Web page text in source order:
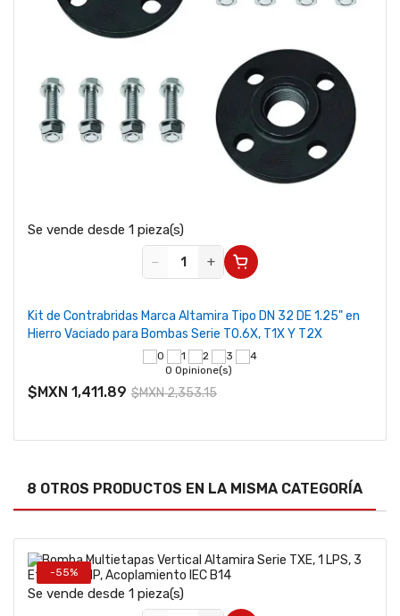
Se vende desde 1 pieza(s)
−
+
Kit de Contrabridas Marca Altamira Tipo DN 32 DE 1.25" en
Hierro Vaciado para Bombas Serie T0.6X, T1X Y T2X
0 Opinione(s)
$MXN 1,411.89 $MXN 2,353.15
8 OTROS PRODUCTOS EN LA MISMA CATEGORÍA
-55%
Se vende desde 1 pieza(s)